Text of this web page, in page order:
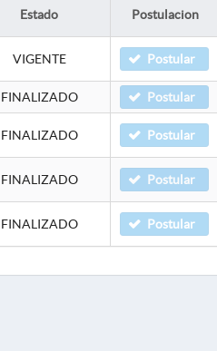
Estado Postulacion
VIGENTE Postular
FINALIZADO Postular
FINALIZADO Postular
FINALIZADO Postular
FINALIZADO Postular